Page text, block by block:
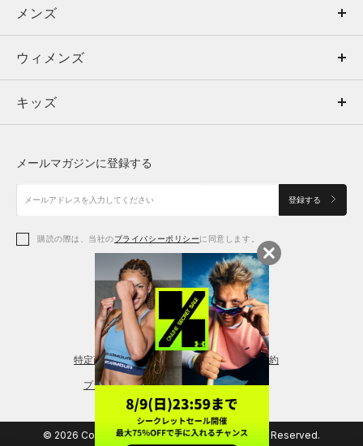
メンズ
ウィメンズ
キッズ
アクセサリー
メンズ
トップス
ボトムス
アクセサリー
ウィメンズ
トップス
シューズ
アクセサリー
レギンス＆タイツ
キッズ
シューズ
メールマガジンに登録する
登録する
購読の際は、当社のプライバシーポリシーに同意します。
特定商取引法に基づく通販の表記 会員規約
プライバシーポリシー
© 2026 Copyright DOME Corporation. All Rights Reserved.